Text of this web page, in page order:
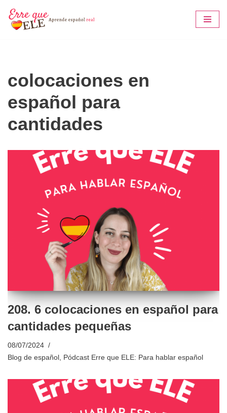
Saltar
colocaciones en
español para
cantidades
208. 6 colocaciones en español para
cantidades pequeñas
08/07/2024
Blog de español , Pódcast Erre que ELE: Para hablar español